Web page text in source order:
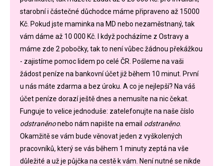
starobní i částečné důchodce máme připraveno až 15000
Kč. Pokud jste maminka na MD nebo nezaměstnaný, tak
vám dáme až 10 000 Kč. I když pocházíme z Ostravy a
máme zde 2 pobočky, tak to není vůbec žádnou překážkou
- zajistíme pomoc lidem po celé ČR. Pošleme na vaši
žádost peníze na bankovní účet již během 10 minut. První
u nás máte zdarma a bez úroku. A co je nejlepší? Na váš
účet peníze dorazí ještě dnes a nemusíte na nic čekat.
Funguje to velice jednoduše: zatelefonujte na naše číslo
odstraněnonebo nám napište na email odstraněno.
Okamžitě se vám bude věnovat jeden z vyškolených
pracovníků, který se vás během 1 minuty zeptá na vše
důležité a už je půjčka na cestě k vám. Není nutné se nikde